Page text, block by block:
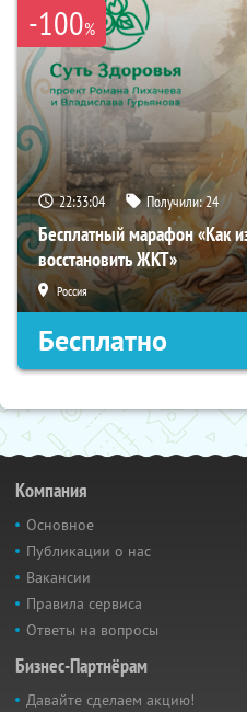
-100%
22:33:03 Получили:24
Бесплатный марафон «Как
восстановить ЖКТ»
Россия
Бесплатно
Компания
Основное
Публикации о нас
Вакансии
Правила сервиса
Ответы на вопросы
Бизнес-Партнёрам
Давайте сделаем акцию!